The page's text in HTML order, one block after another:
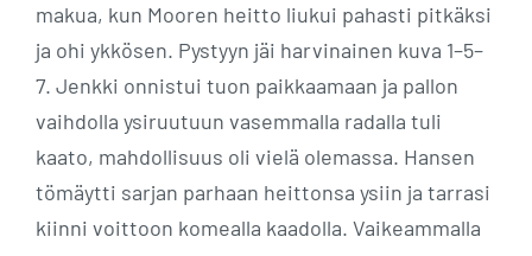
makua, kun Mooren heitto liukui pahasti pitkäksi
ja ohi ykkösen. Pystyyn jäi harvinainen kuva 1–5–
7. Jenkki onnistui tuon paikkaamaan ja pallon
vaihdolla ysiruutuun vasemmalla radalla tuli
kaato, mahdollisuus oli vielä olemassa. Hansen
tömäytti sarjan parhaan heittonsa ysiin ja tarrasi
kiinni voittoon komealla kaadolla. Vaikeammalla